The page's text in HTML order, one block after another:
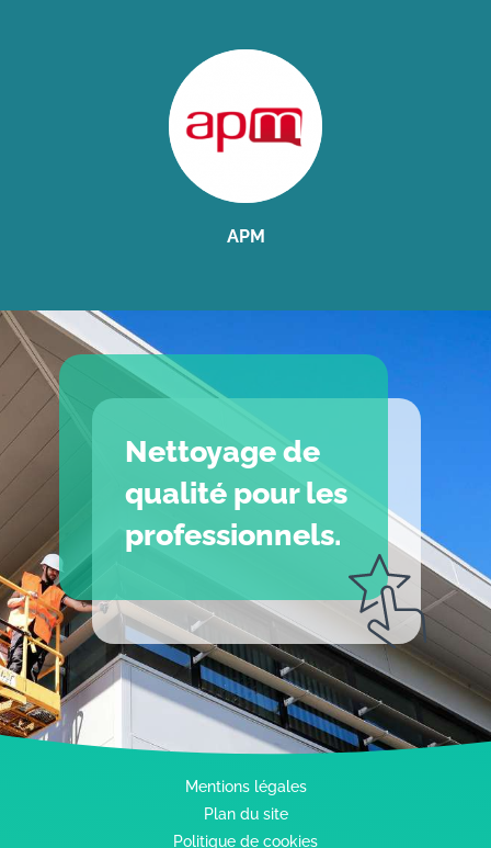
APM
Nettoyage de
qualité pour les
professionnels.
Mentions légales
Plan du site
Politique de cookies